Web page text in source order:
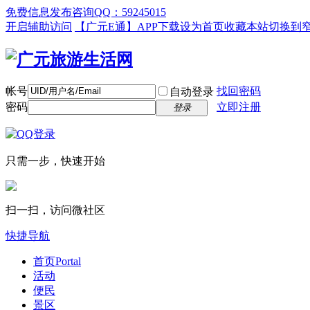
免费信息发布咨询QQ：59245015
开启辅助访问
【广元E通】APP下载设为首页收藏本站切换到
帐号 自动登录 找回密码
密码
登录 立即注册
只需一步，快速开始
扫一扫，访问微社区
快捷导航
首页Portal
活动
便民
景区